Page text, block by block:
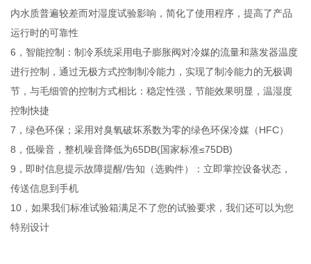
内水质普遍较差而对湿度试验影响，简化了使用程序，提高了产品
运行时的可靠性
6，智能控制：制冷系统采用电子膨胀阀对冷媒的流量和蒸发器温度
进行控制，通过无极方式控制制冷能力，实现了制冷能力的无极调
节，与毛细管的控制方式相比：稳定性强，节能效果明显，温湿度
控制快捷
7，绿色环保；采用对臭氧破坏系数为零的绿色环保冷媒（HFC）
8，低噪音，整机噪音降低为65DB(国家标准≤75DB)
9，即时信息提示故障提醒/告知（选购件）：立即掌控设备状态，
传送信息到手机
10，如果我们标准试验箱满足不了您的试验要求，我们还可以为您
特别设计